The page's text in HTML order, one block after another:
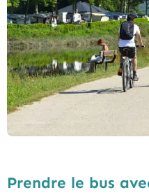
Prendre le bus